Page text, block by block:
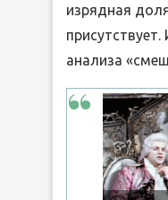
изрядная
анализа